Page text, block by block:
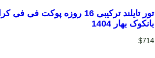
تور تایلند ترکیبی 16 روزه پوکت
بانکوک بهار 1404
$714